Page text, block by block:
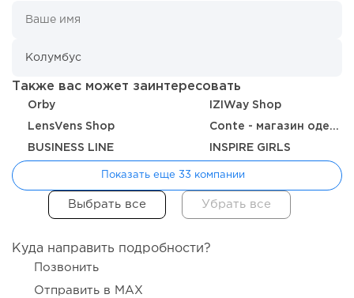
От стартапа за 30 тысяч рублей до бизнеса стоимостью
миллиарды:...
Также вас может заинтересовать
Orby IZIWay Shop
LensVens Shop Conte - магазин одежды, белья и колготок
BUSINESS LINE INSPIRE GIRLS
Показать еще 33 компании
Куда направить подробности?
Позвонить
Отправить в MAX